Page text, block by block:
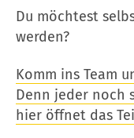
Du möchtest
werden?
Komm ins Team
Denn jeder noch
hier öffnet das